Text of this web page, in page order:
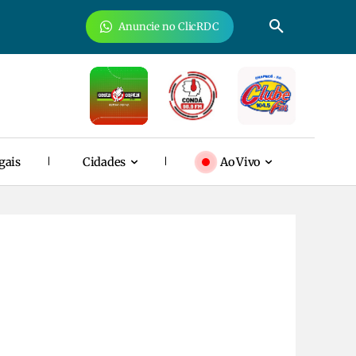
Anuncie no ClicRDC
Cidades Ao Vivo